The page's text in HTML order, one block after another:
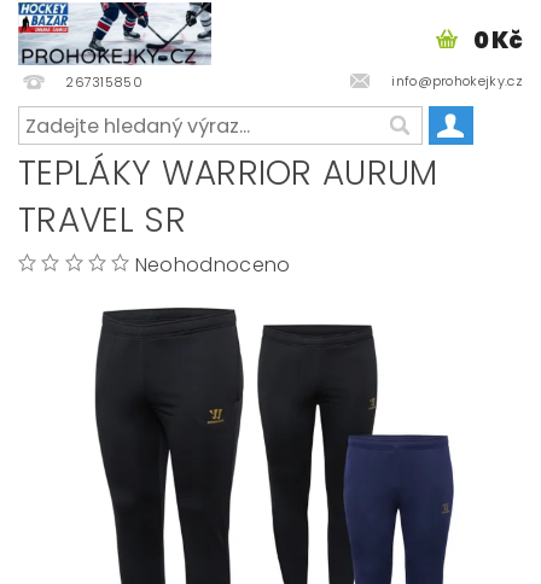
267315850 info@prohokejky.cz
0 Kč
TEPLÁKY WARRIOR AURUM
TRAVEL SR
Neohodnoceno